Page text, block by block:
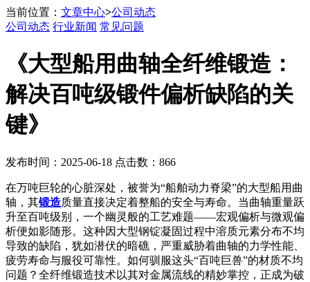
当前位置： 文章中心>公司动态
公司动态 行业新闻 常见问题
《大型船用曲轴全纤维锻造：
解决百吨级锻件偏析缺陷的关
键》
发布时间：2025-06-18 点击数：866
在万吨巨轮的心脏深处，被誉为“船舶动力脊梁”的大型船用曲
轴，其锻造质量直接决定着整船的安全与寿命。当曲轴重量跃
升至百吨级别，一个幽灵般的工艺难题——宏观偏析与微观偏
析便如影随形。这种因大型钢锭凝固过程中溶质元素分布不均
导致的缺陷，犹如潜伏的暗礁，严重威胁着曲轴的力学性能、
疲劳寿命与服役可靠性。如何驯服这头“百吨巨兽”的材质不均
问题？全纤维锻造技术以其对金属流线的精妙掌控，正成为破